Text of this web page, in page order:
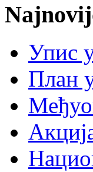
Упис
План